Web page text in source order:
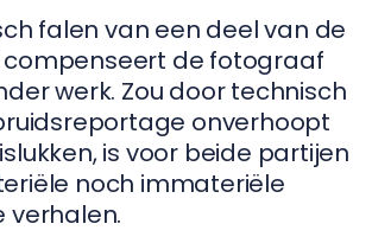
falen van een deel van de
de fotograaf
werk. Zou door technisch
onverhoopt
is voor beide partijen
noch immateriële
verhalen.